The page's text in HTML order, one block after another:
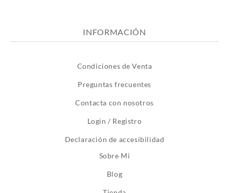
INFORMACIÓN
Condiciones de Venta
Preguntas frecuentes
Contacta con nosotros
Login / Registro
Declaración de accesibilidad
Sobre Mi
Blog